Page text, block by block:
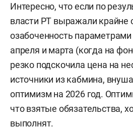
Интересно, что если по
власти РТ выражали крайне
озабоченность
апреля и марта (когда на
резко подскочила цена на
источники из кабмина,
оптимизм на 2026 год.
что взятые обязательства,
выполнят.